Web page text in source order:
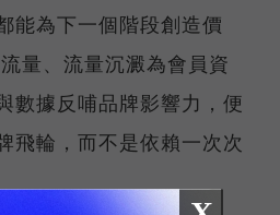
能為下一個階段創造價
量、流量沉澱為會員資
數據反哺品牌影響力，便
飛輪，而不是依賴一次次